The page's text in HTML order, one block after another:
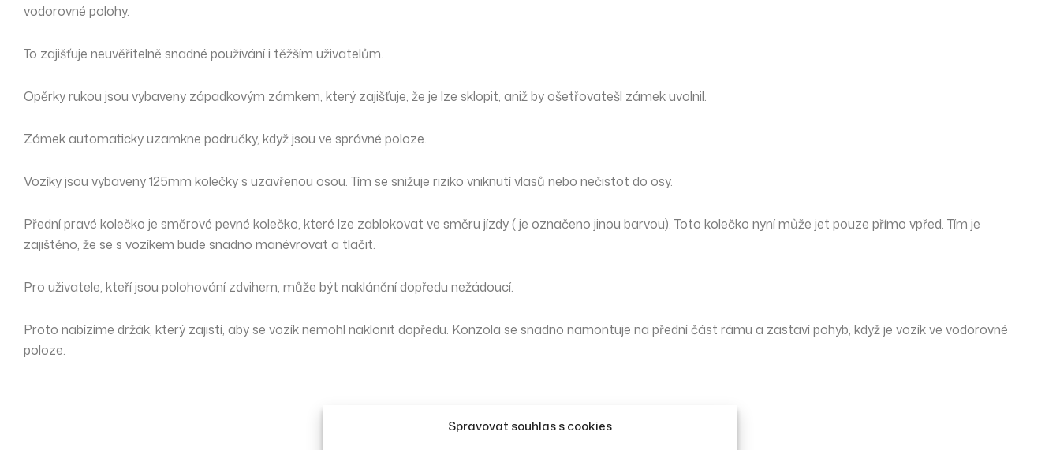
Spravovat souhlas s cookies
vodorovné polohy.
To zajišťuje neuvěřitelně snadné používání i těžším uživatelům.
Opěrky rukou jsou vybaveny západkovým zámkem, který zajišťuje, že je lze sklopit, aniž by ošetřovatešl zámek uvolnil.
Zámek automaticky uzamkne područky, když jsou ve správné poloze.
Vozíky jsou vybaveny 125mm kolečky s uzavřenou osou. Tím se snižuje riziko vniknutí vlasů nebo nečistot do osy.
Přední pravé kolečko je směrové pevné kolečko, které lze zablokovat ve směru jízdy ( je označeno jinou barvou). Toto kolečko nyní může jet pouze přímo vpřed. Tím je
zajištěno, že se s vozíkem bude snadno manévrovat a tlačit.
Pro uživatele, kteří jsou polohování zdvihem, může být naklánění dopředu nežádoucí.
Proto nabízíme držák, který zajistí, aby se vozík nemohl naklonit dopředu. Konzola se snadno namontuje na přední část rámu a zastaví pohyb, když je vozík ve vodorovné
poloze.